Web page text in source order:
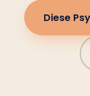
Diese